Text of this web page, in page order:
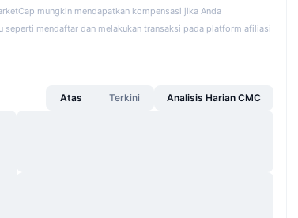
mungkin mendapatkan kompensasi jika Anda
seperti mendaftar dan melakukan transaksi pada platform afiliasi
Atas Terkini Analisis Harian CMC